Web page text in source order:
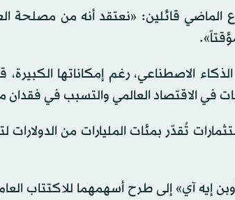
قائلين: «نعتقد أنه من مصلحة
الاصطناعي، رغم إمكاناتها
في الاقتصاد العالمي والتسبب في
تُقدّر بمئات المليارات من
إيه آي» إلى طرح أسهمهما للاكتتاب